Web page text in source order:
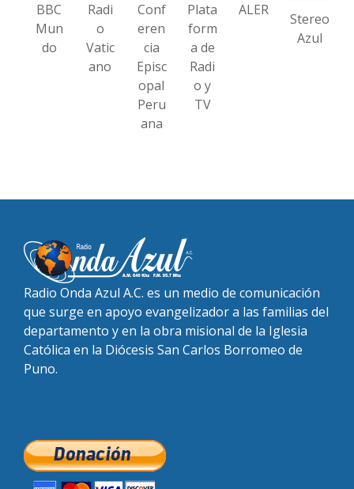
BBC
Mun
do
Radi
o
Vatic
ano
Conf
eren
cia
Episc
opal
Peru
ana
Plata
form
a de
Radi
o y
TV
ALER
Stereo
Azul
Radio Onda Azul A.C. es un medio de comunicación
que surge en apoyo evangelizador a las familias del
departamento y en la obra misional de la Iglesia
Católica en la Diócesis San Carlos Borromeo de
Puno.